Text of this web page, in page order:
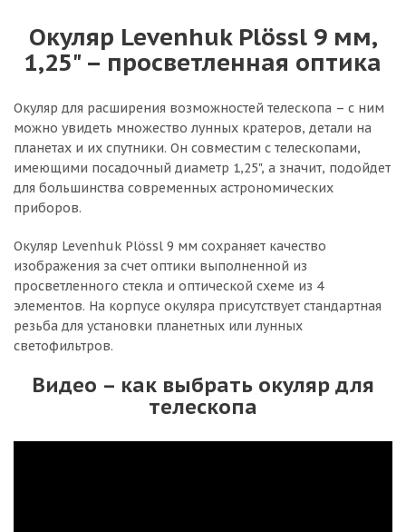
Окуляр Levenhuk Plössl 9 мм,
1,25" – просветленная оптика
Окуляр для расширения возможностей телескопа – с ним
можно увидеть множество лунных кратеров, детали на
планетах и их спутники. Он совместим с телескопами,
имеющими посадочный диаметр 1,25", а значит, подойдет
для большинства современных астрономических
приборов.
Окуляр Levenhuk Plössl 9 мм сохраняет качество
изображения за счет оптики выполненной из
просветленного стекла и оптической схеме из 4
элементов. На корпусе окуляра присутствует стандартная
резьба для установки планетных или лунных
светофильтров.
Видео – как выбрать окуляр для
телескопа